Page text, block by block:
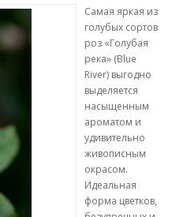
Самая яркая из
голубых сортов
роз «Голубая
река» (Blue
River) выгодно
выделяется
насыщенным
ароматом и
удивительно
живописным
окрасом.
Идеальная
форма цветков,